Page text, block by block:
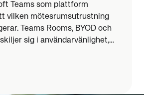
Teams som plattform
vilken mötesrumsutrustning
Teams Rooms, BYOD och
sig i användarvänlighet,